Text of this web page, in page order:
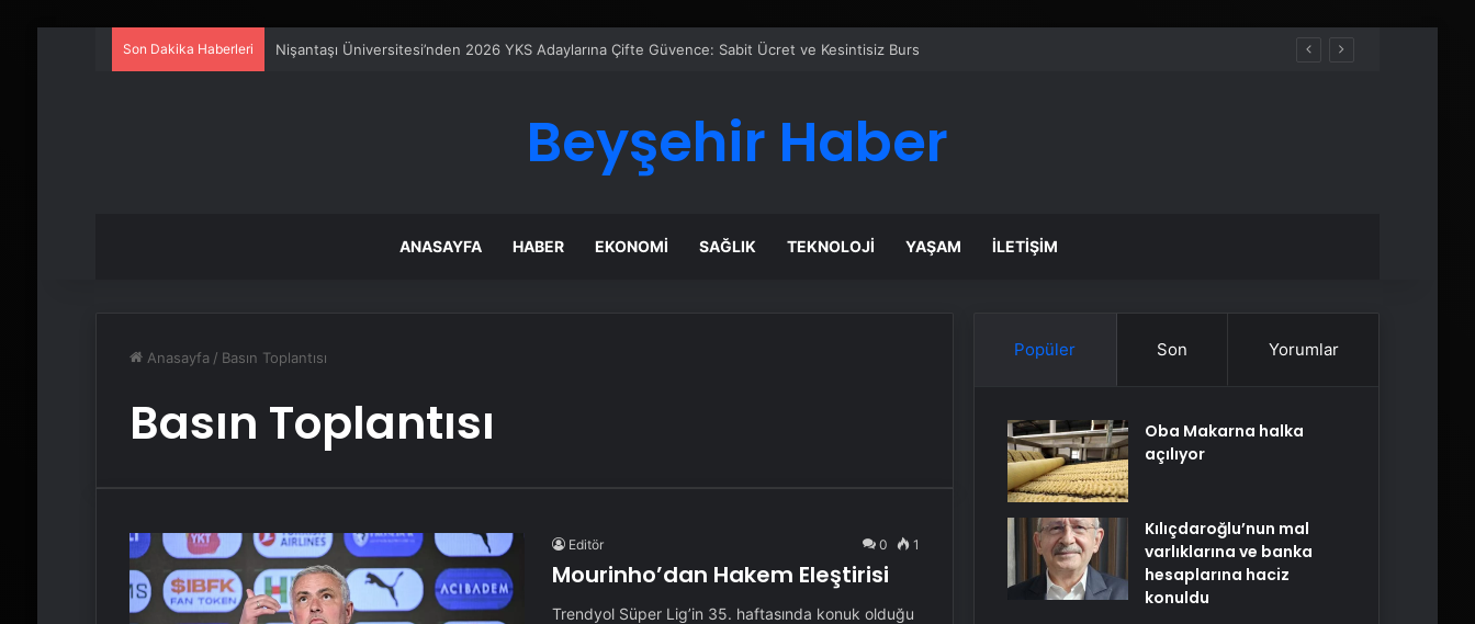
Son Dakika Haberleri Nişantaşı Üniversitesi’nden 2026 YKS Adaylarına Çifte Güvence: Sabit Ücret ve Kesintisiz Burs
Beyşehir Haber
ANASAYFA HABER EKONOMI SAĞLIK TEKNOLOJI YAŞAM İLETIŞIM
Anasayfa / Basın Toplantısı
Basın Toplantısı
Editör 0 1
Mourinho’dan Hakem Eleştirisi
Trendyol Süper Lig’in 35. haftasında konuk olduğu
Popüler Son Yorumlar
Oba Makarna halka
açılıyor
Kılıçdaroğlu’nun mal
varlıklarına ve banka
hesaplarına haciz
konuldu